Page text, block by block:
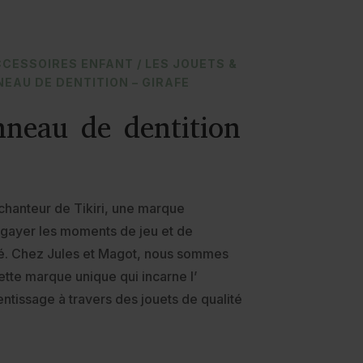
ENFANT / LES JOUETS &
DE DENTITION – GIRAFE
de dentition
de Tikiri, une marque
les moments de jeu et de
Chez Jules et Magot, nous sommes
marque unique qui incarne l’
à travers des jouets de qualité